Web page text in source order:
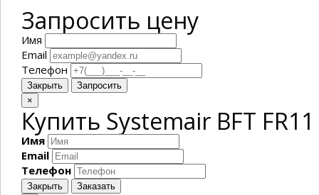
Запросить цену
Имя
Email
Телефон
Закрыть
Запросить
×
Купить Systemair BFT
Имя
Email
Телефон
Закрыть
Заказать